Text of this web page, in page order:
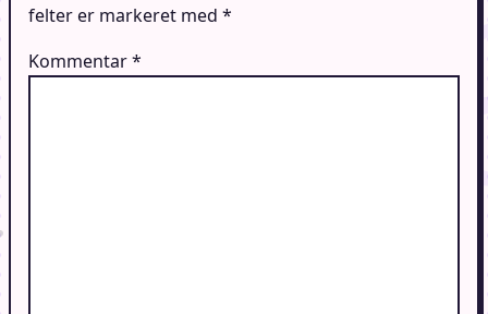
felter er markeret med *
Kommentar*